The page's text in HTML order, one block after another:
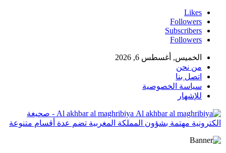
Likes
Followers
Subscribers
Followers
الخميس, أغسطس 6, 2026
من نحن
اتصل بنا
سياسة الخصوصية
للإشهار
Al akhbar al maghribiya - صحيغة
الكترونية مهتمة بشؤون المملكة المغربية تضم عدة أقسام متنوعة